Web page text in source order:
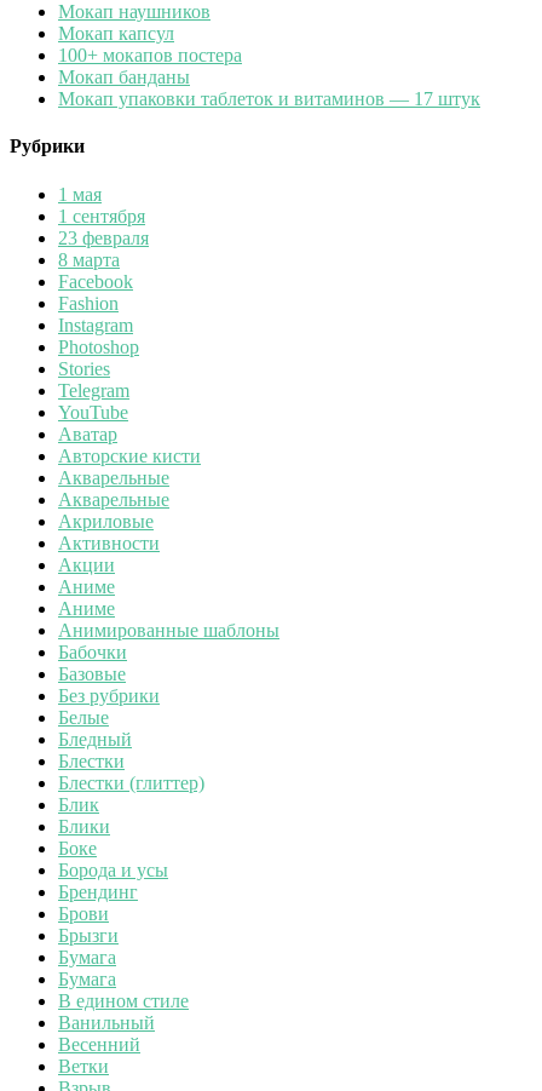
Мокап наушников
Мокап капсул
100+ мокапов постера
Мокап банданы
Мокап упаковки таблеток и витаминов — 17 штук
Рубрики
1 мая
1 сентября
23 февраля
8 марта
Facebook
Fashion
Instagram
Photoshop
Stories
Telegram
YouTube
Аватар
Авторские кисти
Акварельные
Акварельные
Акриловые
Активности
Акции
Аниме
Аниме
Анимированные шаблоны
Бабочки
Базовые
Без рубрики
Белые
Бледный
Блестки
Блестки (глиттер)
Блик
Блики
Боке
Борода и усы
Брендинг
Брови
Брызги
Бумага
Бумага
В едином стиле
Ванильный
Весенний
Ветки